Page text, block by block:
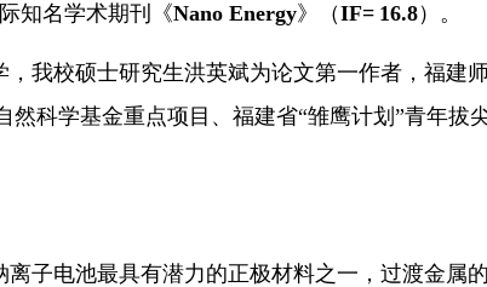
知名学术期刊 《Nano Energy》（IF= 16.8）。
我校硕士研究生洪英斌为论文第一作者，福建
科学基金重点项目、福建省“雏鹰计划”青年
子电池最具有潜力的正极材料之一，过渡金属